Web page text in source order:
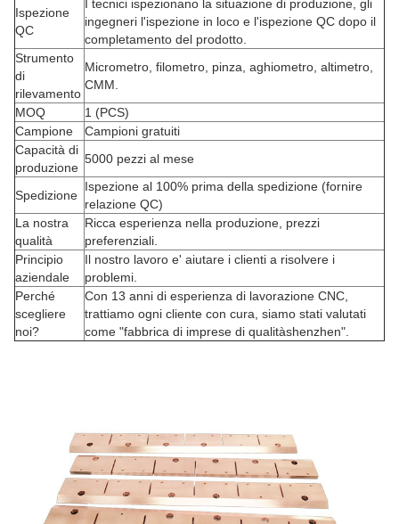
Ispezione
QC
I tecnici ispezionano la situazione di produzione, gli
ingegneri l'ispezione in loco e l'ispezione QC dopo il
completamento del prodotto.
Strumento
di
rilevamento
Micrometro, filometro, pinza, aghiometro, altimetro,
CMM.
MOQ
1 (PCS)
Campione
Campioni gratuiti
Capacità di
produzione
5000 pezzi al mese
Spedizione
Ispezione al 100% prima della spedizione (fornire
relazione QC)
La nostra
qualità
Ricca esperienza nella produzione, prezzi
preferenziali.
Principio
aziendale
Il nostro lavoro e' aiutare i clienti a risolvere i
problemi.
Perché
scegliere
noi?
Con 13 anni di esperienza di lavorazione CNC,
trattiamo ogni cliente con cura, siamo stati valutati
come "fabbrica di imprese di qualitàshenzhen".